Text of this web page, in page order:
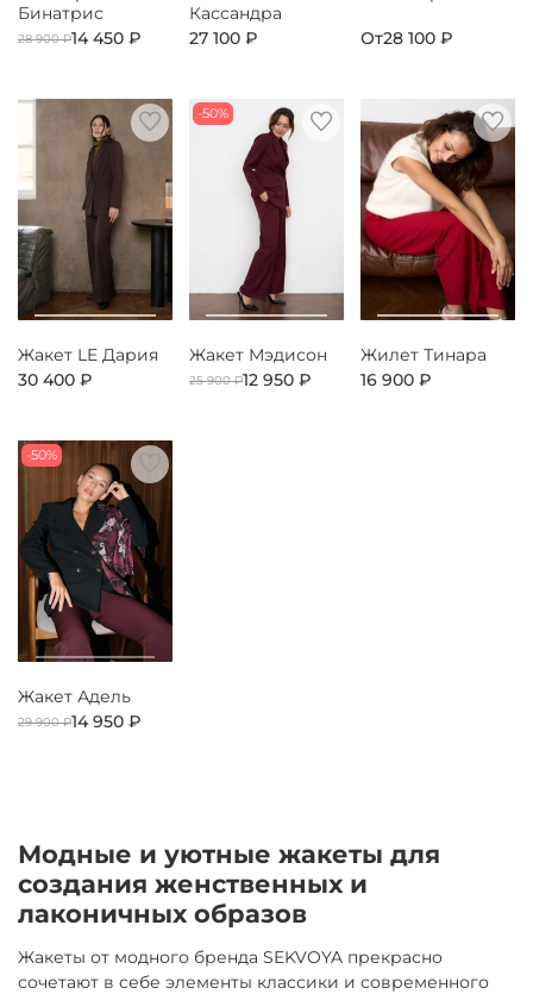
Бинатрис
28 900 ₽14 450 ₽
Кассандра
27 100 ₽
От28 100 ₽
Жакет LE Дария
30 400 ₽
-50%
Жакет Мэдисон
25 900 ₽12 950 ₽
Жилет Тинара
16 900 ₽
-50%
Жакет Адель
29 900 ₽14 950 ₽
Модные и уютные жакеты для
создания женственных и
лаконичных образов
Жакеты от модного бренда SEKVOYA прекрасно
сочетают в себе элементы классики и современного